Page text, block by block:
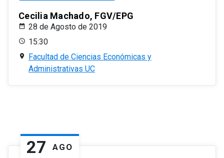
Cecilia Machado, FGV/EPG
28 de Agosto de 2019
15:30
Facultad de Ciencias Económicas y
Administrativas UC
27 AGO